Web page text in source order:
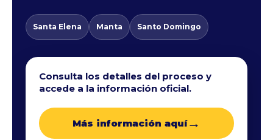
Santa Elena Manta Santo Domingo
Consulta los detalles del proceso y
accede a la información oficial.
Más información aquí→